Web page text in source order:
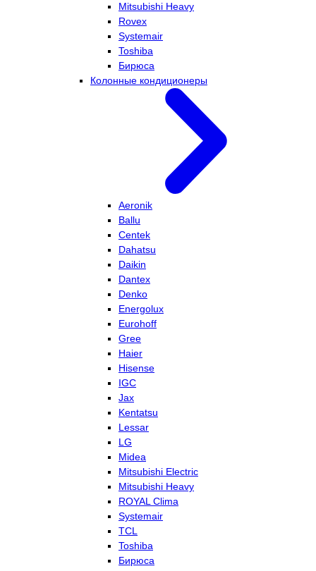
Mitsubishi Heavy
Rovex
Systemair
Toshiba
Бирюса
Колонные кондиционеры
Aeronik
Ballu
Centek
Dahatsu
Daikin
Dantex
Denko
Energolux
Eurohoff
Gree
Haier
Hisense
IGC
Jax
Kentatsu
Lessar
LG
Midea
Mitsubishi Electric
Mitsubishi Heavy
ROYAL Clima
Systemair
TCL
Toshiba
Бирюса